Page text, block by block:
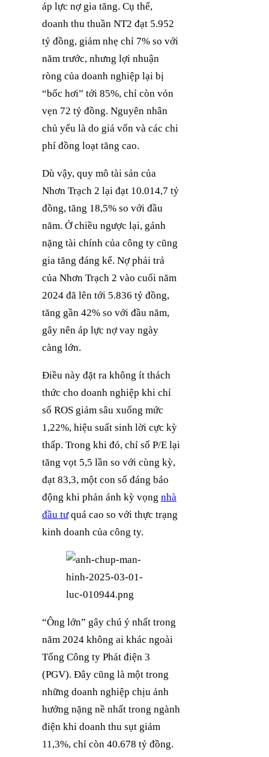
áp lực nợ gia tăng. Cụ thể,
doanh thu thuần NT2 đạt 5.952
tỷ đồng, giảm nhẹ chỉ 7% so với
năm trước, nhưng lợi nhuận
ròng của doanh nghiệp lại bị
“bốc hơi” tới 85%, chỉ còn vỏn
vẹn 72 tỷ đồng. Nguyên nhân
chủ yếu là do giá vốn và các chi
phí đồng loạt tăng cao.
Dù vậy, quy mô tài sản của
Nhơn Trạch 2 lại đạt 10.014,7 tỷ
đồng, tăng 18,5% so với đầu
năm. Ở chiều ngược lại, gánh
nặng tài chính của công ty cũng
gia tăng đáng kể. Nợ phải trả
của Nhơn Trạch 2 vào cuối năm
2024 đã lên tới 5.836 tỷ đồng,
tăng gần 42% so với đầu năm,
gây nên áp lực nợ vay ngày
càng lớn.
Điều này đặt ra không ít thách
thức cho doanh nghiệp khi chỉ
số ROS giảm sâu xuống mức
1,22%, hiệu suất sinh lời cực kỳ
thấp. Trong khi đó, chỉ số P/E lại
tăng vọt 5,5 lần so với cùng kỳ,
đạt 83,3, một con số đáng báo
động khi phản ánh kỳ vọng nhà
đầu tưquá cao so với thực trạng
kinh doanh của công ty.
“Ông lớn” gây chú ý nhất trong
năm 2024 không ai khác ngoài
Tổng Công ty Phát điện 3
(PGV). Đây cũng là một trong
những doanh nghiệp chịu ảnh
hưởng nặng nề nhất trong ngành
điện khi doanh thu sụt giảm
11,3%, chỉ còn 40.678 tỷ đồng.